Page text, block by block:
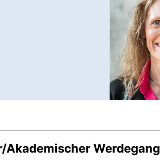
Akademischer Werdegang